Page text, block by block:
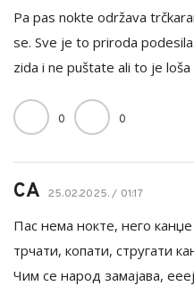
Pa pas nokte održava
se. Sve je to priroda
zida i ne puštate ali to je loša
0 0
СА 25.02.2025. / 01:17
Пас нема нокте, него
трчати, копати, стругати
Чим се народ замајава,